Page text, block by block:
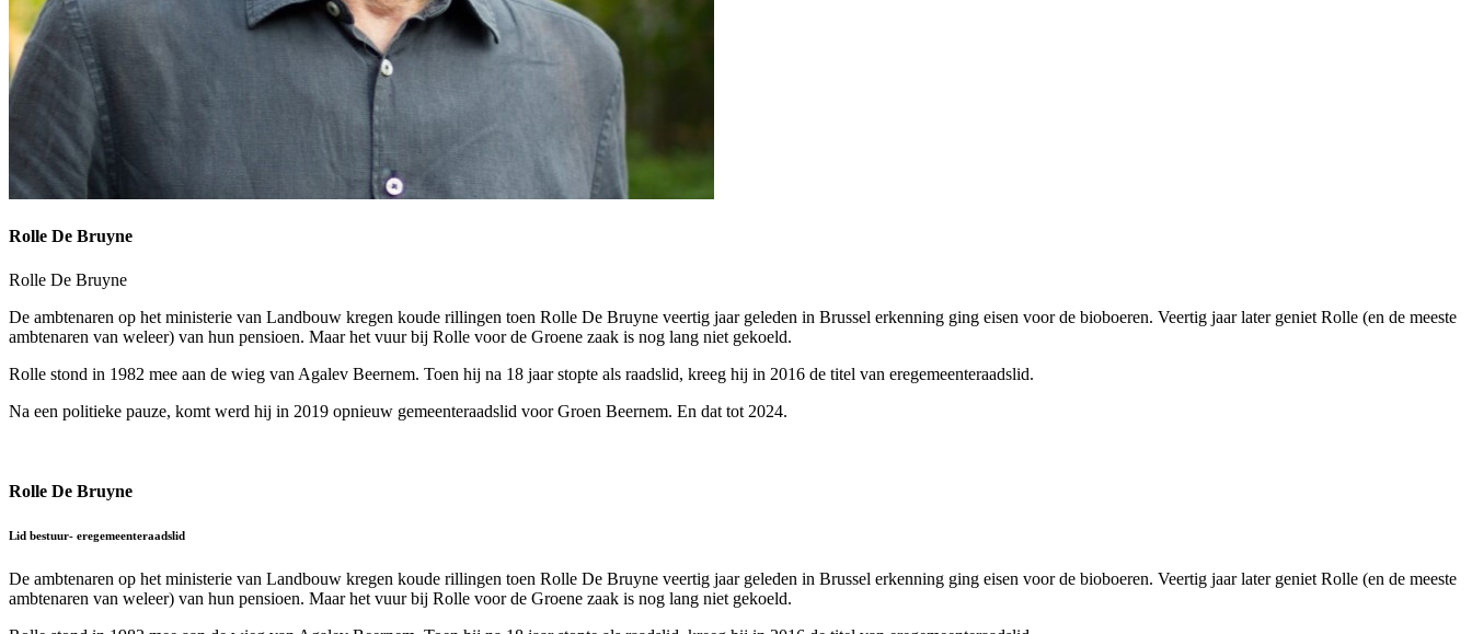
Rolle De Bruyne
Rolle De Bruyne
De ambtenaren op het ministerie van Landbouw kregen koude rillingen toen Rolle De Bruyne veertig jaar geleden in Brussel erkenning ging eisen voor de bioboeren. Veertig jaar later geniet Rolle (en de meeste
ambtenaren van weleer) van hun pensioen. Maar het vuur bij Rolle voor de Groene zaak is nog lang niet gekoeld.
Rolle stond in 1982 mee aan de wieg van Agalev Beernem. Toen hij na 18 jaar stopte als raadslid, kreeg hij in 2016 de titel van eregemeenteraadslid.
Na een politieke pauze, komt werd hij in 2019 opnieuw gemeenteraadslid voor Groen Beernem. En dat tot 2024.
Rolle De Bruyne
Lid bestuur- eregemeenteraadslid
De ambtenaren op het ministerie van Landbouw kregen koude rillingen toen Rolle De Bruyne veertig jaar geleden in Brussel erkenning ging eisen voor de bioboeren. Veertig jaar later geniet Rolle (en de meeste
ambtenaren van weleer) van hun pensioen. Maar het vuur bij Rolle voor de Groene zaak is nog lang niet gekoeld.